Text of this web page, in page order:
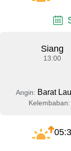
Siang
13:00
Angin: Barat
Kelembaban: